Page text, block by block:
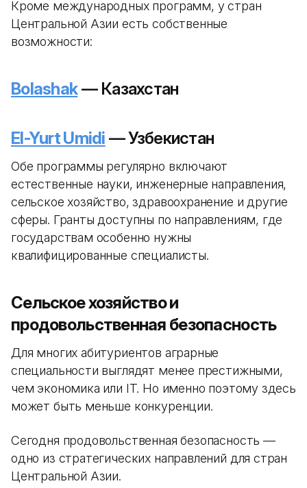
Кроме международных программ, у стран
Центральной Азии есть собственные
возможности:
Bolashak— Казахстан
El-Yurt Umidi — Узбекистан
Обе программы регулярно включают
естественные науки, инженерные направления,
сельское хозяйство, здравоохранение и другие
сферы. Гранты доступны по направлениям, где
государствам особенно нужны
квалифицированные специалисты.
Сельское хозяйство и
продовольственная безопасность
Для многих абитуриентов аграрные
специальности выглядят менее престижными,
чем экономика или IT. Но именно поэтому здесь
может быть меньше конкуренции.
Сегодня продовольственная безопасность —
одно из стратегических направлений для стран
Центральной Азии.